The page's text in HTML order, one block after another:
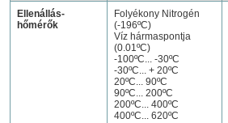
Ellenállás-
hőmérők
Folyékony Nitrogén
(-196ºC)
Víz hármaspontja
(0.01ºC)
-100ºC... -30ºC
-30ºC... + 20ºC
20ºC... 90ºC
90ºC... 200ºC
200ºC... 400ºC
400ºC... 620ºC